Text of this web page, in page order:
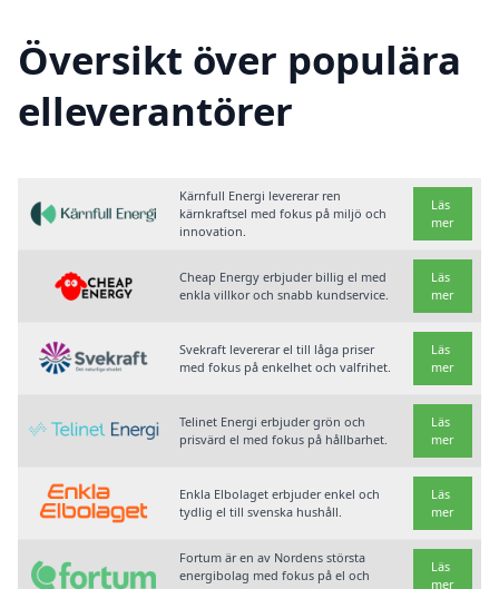
Översikt över populära
elleverantörer
Kärnfull Energi levererar ren
kärnkraftsel med fokus på miljö och
innovation.
Läs
mer
Cheap Energy erbjuder billig el med
enkla villkor och snabb kundservice.
Läs
mer
Svekraft levererar el till låga priser
med fokus på enkelhet och valfrihet.
Läs
mer
Telinet Energi erbjuder grön och
prisvärd el med fokus på hållbarhet.
Läs
mer
Enkla Elbolaget erbjuder enkel och
tydlig el till svenska hushåll.
Läs
mer
Fortum är en av Nordens största
energibolag med fokus på el och
Läs
mer